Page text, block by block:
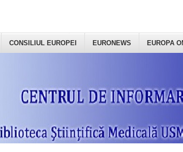
CONSILIUL EUROPEI EURONEWS EUROPA